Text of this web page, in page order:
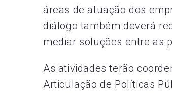
áreas de atuação dos
diálogo também deverá
mediar soluções entre as
As atividades terão
Articulação de Políticas